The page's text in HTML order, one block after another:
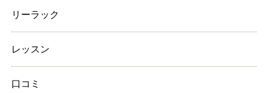
リーラック
レッスン
口コミ